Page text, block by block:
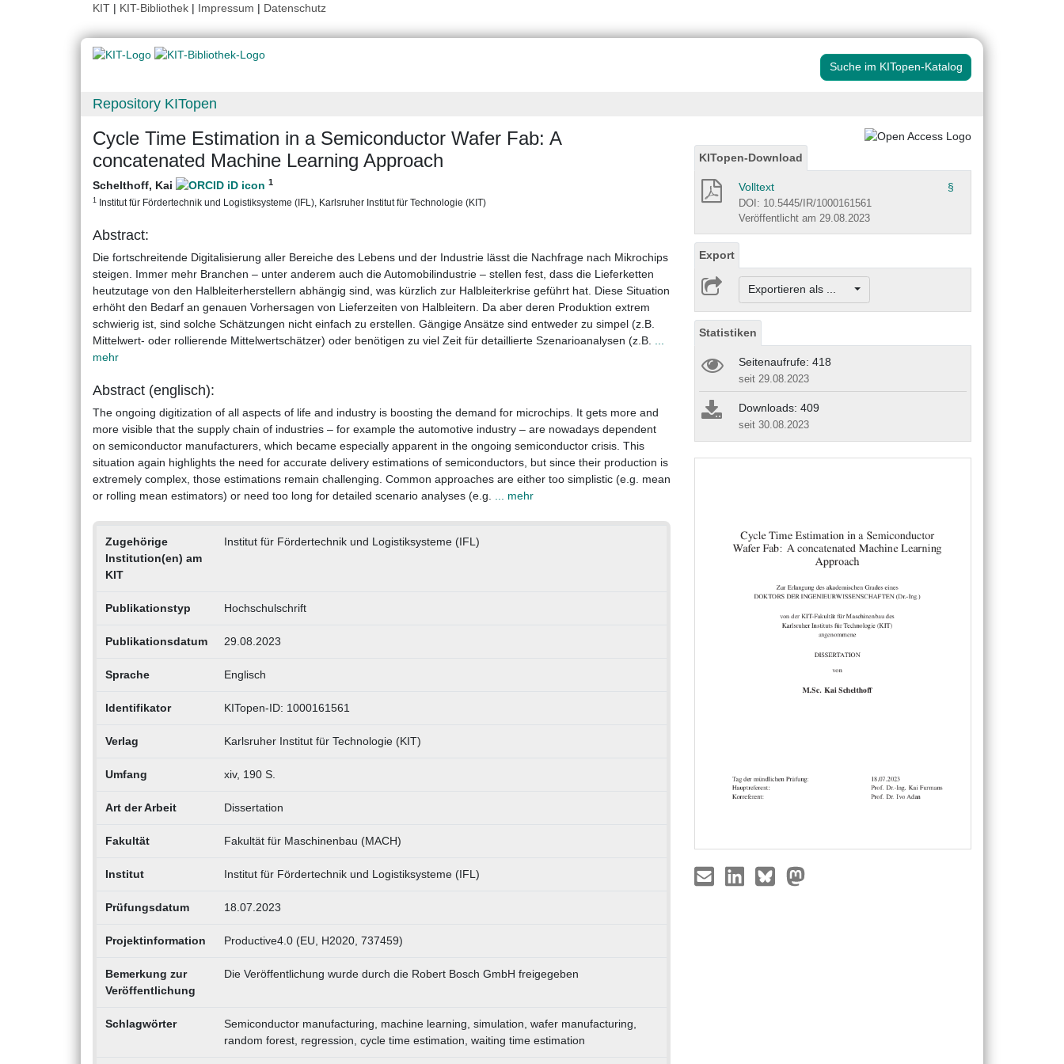
KIT | KIT-Bibliothek | Impressum | Datenschutz
Suche im KITopen-Katalog
Repository KITopen
Cycle Time Estimation in a Semiconductor Wafer Fab: A
concatenated Machine Learning Approach
Schelthoff, Kai 1
1 Institut für Fördertechnik und Logistiksysteme (IFL), Karlsruher Institut für Technologie (KIT)
Abstract:
Die fortschreitende Digitalisierung aller Bereiche des Lebens und der Industrie lässt die Nachfrage nach Mikrochips
steigen. Immer mehr Branchen – unter anderem auch die Automobilindustrie – stellen fest, dass die Lieferketten
heutzutage von den Halbleiterherstellern abhängig sind, was kürzlich zur Halbleiterkrise geführt hat. Diese Situation
erhöht den Bedarf an genauen Vorhersagen von Lieferzeiten von Halbleitern. Da aber deren Produktion extrem
schwierig ist, sind solche Schätzungen nicht einfach zu erstellen. Gängige Ansätze sind entweder zu simpel (z.B.
Mittelwert- oder rollierende Mittelwertschätzer) oder benötigen zu viel Zeit für detaillierte Szenarioanalysen (z.B. ...
mehr
Abstract (englisch):
The ongoing digitization of all aspects of life and industry is boosting the demand for microchips. It gets more and
more visible that the supply chain of industries – for example the automotive industry – are nowadays dependent
on semiconductor manufacturers, which became especially apparent in the ongoing semiconductor crisis. This
situation again highlights the need for accurate delivery estimations of semiconductors, but since their production is
extremely complex, those estimations remain challenging. Common approaches are either too simplistic (e.g. mean
or rolling mean estimators) or need too long for detailed scenario analyses (e.g. ... mehr
Zugehörige
Institution(en) am
KIT
Institut für Fördertechnik und Logistiksysteme (IFL)
Publikationstyp Hochschulschrift
Publikationsdatum 29.08.2023
Sprache Englisch
Identifikator KITopen-ID: 1000161561
Verlag Karlsruher Institut für Technologie (KIT)
Umfang xiv, 190 S.
Art der Arbeit Dissertation
Fakultät Fakultät für Maschinenbau (MACH)
Institut Institut für Fördertechnik und Logistiksysteme (IFL)
Prüfungsdatum 18.07.2023
Projektinformation Productive4.0 (EU, H2020, 737459)
Bemerkung zur
Veröffentlichung
Die Veröffentlichung wurde durch die Robert Bosch GmbH freigegeben
Schlagwörter
Semiconductor manufacturing, machine learning, simulation, wafer manufacturing,
random forest, regression, cycle time estimation, waiting time estimation
KITopen-Download
Volltext §
DOI: 10.5445/IR/1000161561
Veröffentlicht am 29.08.2023
Export
Exportieren als ...
Statistiken
Seitenaufrufe: 418
seit 29.08.2023
Downloads: 409
seit 30.08.2023